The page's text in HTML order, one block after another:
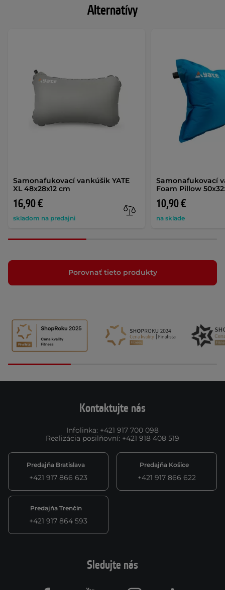
Alternatívy
Samonafukovací vankúšik YATE
XL 48x28x12 cm
16,90 €
skladom na predajni
Samonafukovací
Foam Pillow
10,90 €
na sklade
Porovnať tieto produkty
Kontaktujte nás
Infolinka: +421 917 700 098
Realizácia posilňovní: +421 918 408 519
Predajňa Bratislava
+421 917 866 623
Predajňa Košice
+421 917 866 622
Predajňa Trenčín
+421 917 864 593
Sledujte nás